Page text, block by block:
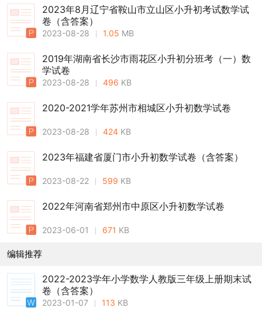
2023年8月辽宁省鞍山市立山区小升初考试数学试
卷（含答案）
2023-08-28 1.05 MB
2019年湖南省长沙市雨花区小升初分班考（一）数
学试卷
2023-08-28 496 KB
2020-2021学年苏州市相城区小升初数学试卷
2023-08-28 424 KB
2023年福建省厦门市小升初数学试卷（含答案）
2023-08-22 599 KB
2022年河南省郑州市中原区小升初数学试卷
2023-06-01 671 KB
编辑推荐
2022-2023学年小学数学人教版三年级上册期末试
卷（含答案）
2023-01-07 113 KB